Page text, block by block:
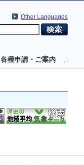
Other Languages
各種申請・ご案内